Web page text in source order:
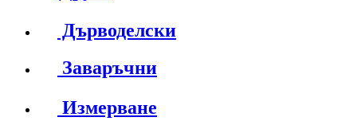
Дърводелски
Заваръчни
Измерване